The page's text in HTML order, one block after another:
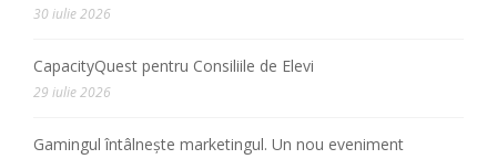
30 iulie 2026
CapacityQuest pentru Consiliile de Elevi
29 iulie 2026
Gamingul întâlnește marketingul. Un nou eveniment